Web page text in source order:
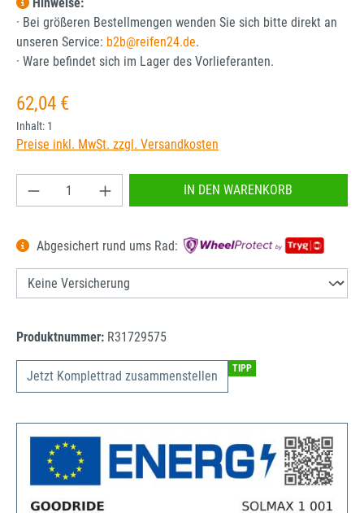
· Bei größeren Bestellmengen wenden Sie sich bitte direkt an
unseren Service: b2b@reifen24.de.
· Ware befindet sich im Lager des Vorlieferanten.
Regulärer Preis:
62,04 €
Inhalt: 1
Preise inkl. MwSt. zzgl. Versandkosten
Produkt Anzahl: Gib den gewünschten Wert
IN DEN WARENKORB
Abgesichert rund ums Rad:
Produktnummer: R31729575
Jetzt Komplettrad zusammenstellen TIPP